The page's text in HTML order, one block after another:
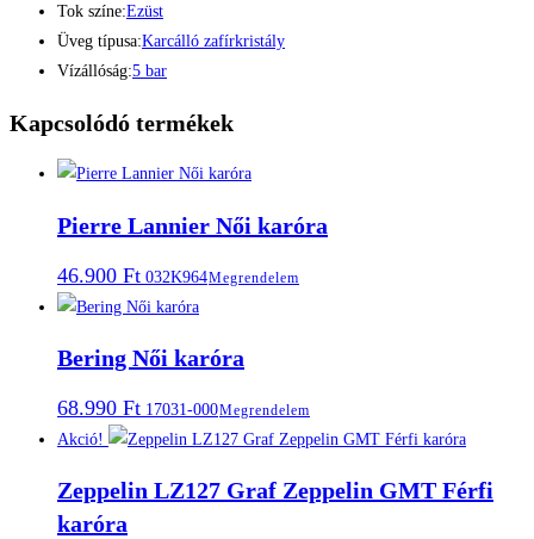
Tok színe:Ezüst
Üveg típusa:Karcálló zafírkristály
Vízállóság:5 bar
Kapcsolódó termékek
Pierre Lannier Női karóra
46.900 Ft 032K964Megrendelem
Bering Női karóra
68.990 Ft 17031-000Megrendelem
Akció!
Zeppelin LZ127 Graf Zeppelin GMT Férfi
karóra